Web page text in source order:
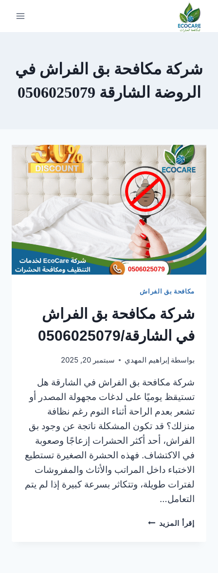
التجاوز
شركة مكافحة بق الفراش في
الروضة الشارقة 0506025079
مكافحة بق الفراش
شركة مكافحة بق الفراش
في الشارقة/0506025079
بواسطة إبراهيم المهدي سبتمبر 20, 2025
شركة مكافحة بق الفراش في الشارقة هل
تستيقظ يوميًا على لدغات مجهولة المصدر أو
تشعر بعدم الراحة أثناء النوم رغم نظافة
منزلك؟ قد تكون المشكلة ناتجة عن وجود بق
الفراش، أحد أكثر الحشرات إزعاجًا وصعوبة
في الاكتشاف. فهذه الحشرة الصغيرة تستطيع
الاختباء داخل المراتب والأثاث والمفروشات
لفترات طويلة، وتتكاثر بسرعة كبيرة إذا لم يتم
التعامل…
إقرأ المزيد شركة